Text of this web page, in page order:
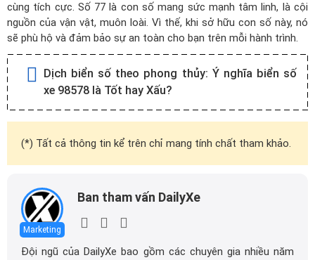
cùng tích cực. Số 77 là con số mang sức mạnh tâm linh, là cội
nguồn của vận vật, muôn loài. Vì thế, khi sở hữu con số này, nó
sẽ phù hộ và đảm bảo sự an toàn cho bạn trên mỗi hành trình.
Dịch biển số theo phong thủy: Ý nghĩa biển số
xe 98578 là Tốt hay Xấu?
(*) Tất cả thông tin kể trên chỉ mang tính chất tham khảo.
Marketing
Ban tham vấn DailyXe
Đội ngũ của DailyXe bao gồm các chuyên gia nhiều năm